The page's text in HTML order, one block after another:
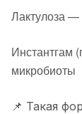
Лактулоза —
Инстантгам
микробиоты
📌 Такая